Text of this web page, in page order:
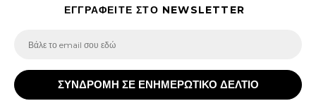
ΕΓΓΡΑΦΕΙΤΕ ΣΤΟ NEWSLETTER
ΣΥΝΔΡΟΜΗ ΣΕ ΕΝΗΜΕΡΩΤΙΚΟ ΔΕΛΤΙΟ